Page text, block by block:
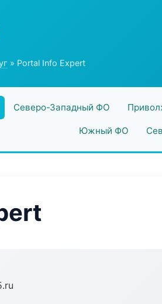
» Portal Info Expert
Северо-Западный ФО
Южный ФО